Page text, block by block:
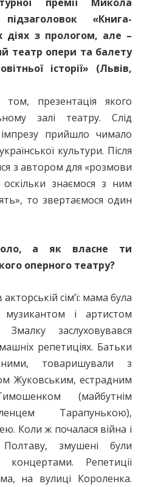
«Книга-
діях з прологом, але –
театр опери та балету
історії» (Львів,
презентація якого
залі театру. Слід
прийшло чимало
культури. Після
з автором для «розмови
знаємося з ним
то звертаємося один
а як власне ти
оперного театру?
сім’ї: мама була
і артистом
заслуховувався
репетиціях. Батьки
товаришували з
Жуковським, естрадним
(майбутнім
Тарапунькою),
Коли ж почалася війна і
Полтаву, змушені були
Репетиції
на вулиці Короленка.